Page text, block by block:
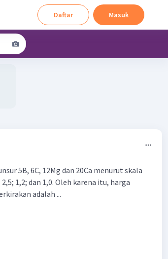
Daftar Masuk
5B, 6C, 12Mg dan 20Ca menurut skala
1,2; dan 1,0. Oleh karena itu, harga
adalah ...